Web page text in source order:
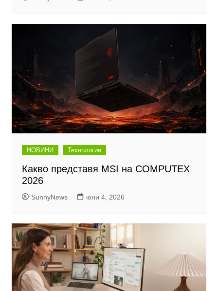
НОВИНИ Технологии
Какво представя MSI на COMPUTEX
2026
SunnyNews юни 4, 2026